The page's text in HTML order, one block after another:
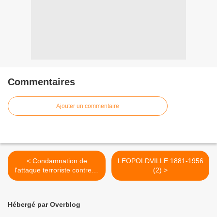
Commentaires
Ajouter un commentaire
< Condamnation de
l'attaque terroriste contre la
sélection togolaise
LEOPOLDVILLE 1881-1956
(2) >
Hébergé par Overblog